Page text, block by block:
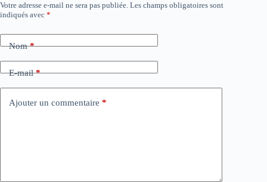
Votre adresse e-mail ne sera pas publiée. Les champs obligatoires sont
indiqués avec *
Nom*
E-mail*
Ajouter un commentaire *